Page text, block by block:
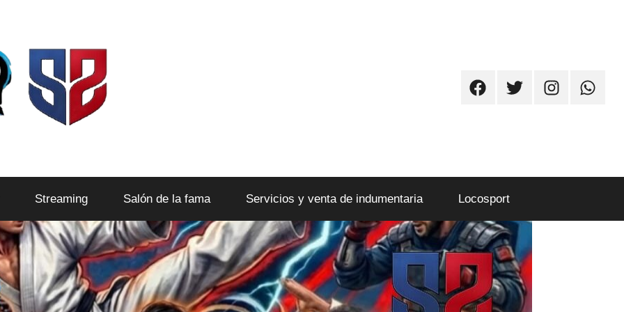
FacebookTwitter Instagram
Streaming Salón de la fama Servicios y venta de indumentaria Locosport